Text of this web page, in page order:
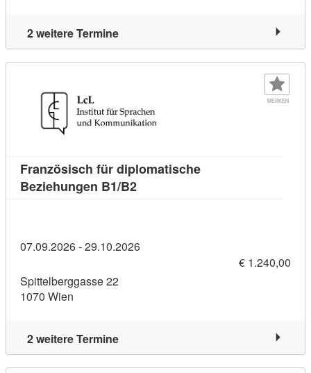
2 weitere Termine
MERKEN
Französisch für diplomatische
Beziehungen B1/B2Kursdetail: Französisch für
07.09.2026 - 29.10.2026
€ 1.240,00
Spittelberggasse 22
1070 Wien
2 weitere Termine